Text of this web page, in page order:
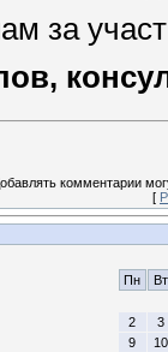
за
комментарии
[
Пн Вт
2
3
9
10